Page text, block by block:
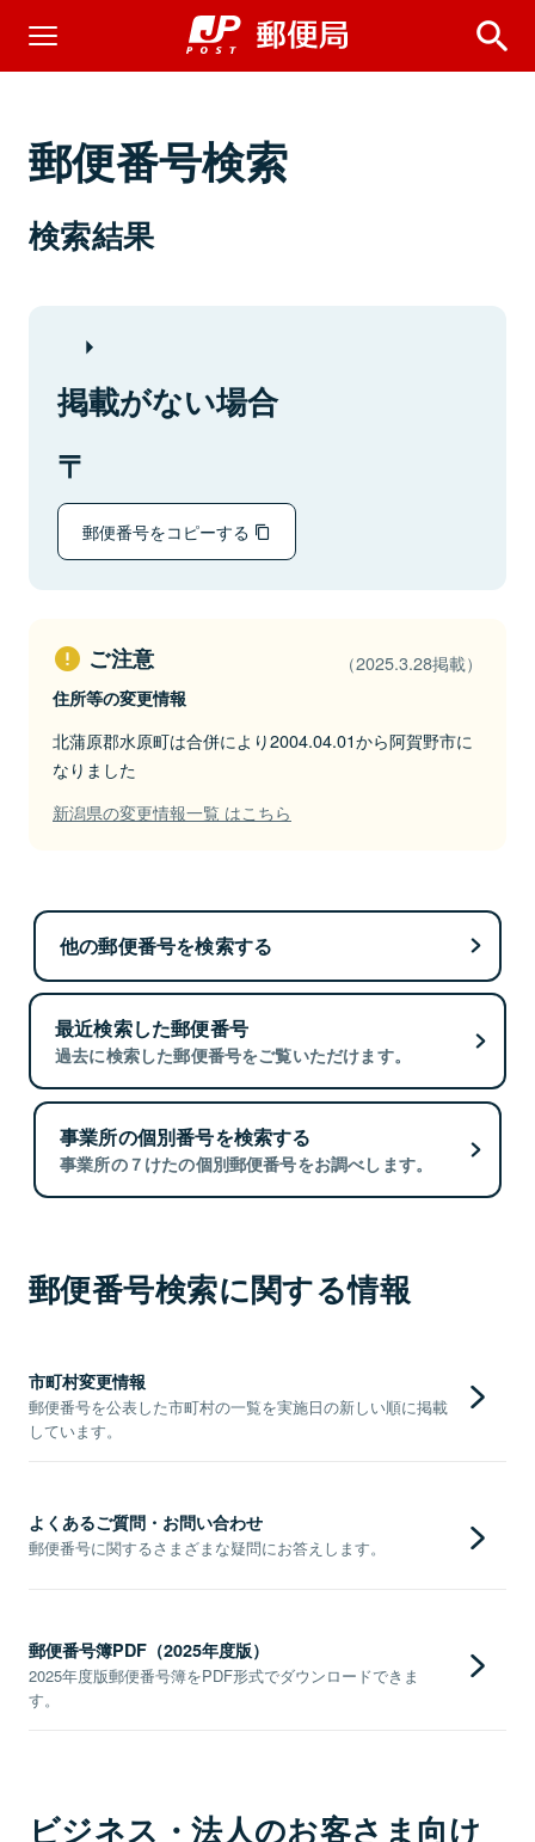
郵便番号検索
検索結果
掲載がない場合
郵便番号をコピーする
ご注意 （2025.3.28掲載）
住所等の変更情報
北蒲原郡水原町は合併により2004.04.01から阿賀野市に
なりました
新潟県の変更情報一覧 はこちら
他の郵便番号を検索する
最近検索した郵便番号
過去に検索した郵便番号をご覧いただけます。
事業所の個別番号を検索する
事業所の７けたの個別郵便番号をお調べします。
郵便番号検索に関する情報
市町村変更情報
郵便番号を公表した市町村の一覧を実施日の新しい順に掲載
しています。
よくあるご質問・お問い合わせ
郵便番号に関するさまざまな疑問にお答えします。
郵便番号簿PDF（2025年度版）
2025年度版郵便番号簿をPDF形式でダウンロードできま
す。
ビジネス・法人のお客さま向け